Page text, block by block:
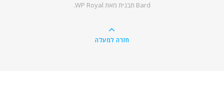
Bard תבנית מאת WP Royal
.
חזרה למעלה